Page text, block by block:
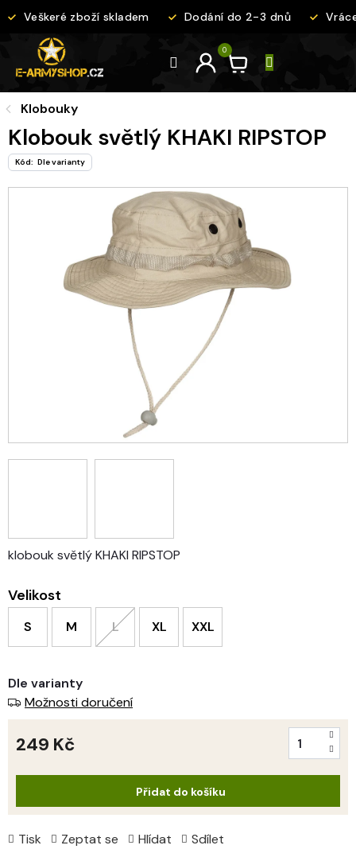
na
Veškeré zboží skladem Dodání do 2-3 dnů
Klobouky
Klobouk světlý KHAKI RIPSTOP
Kód: Dle varianty
Velikost
S M L XL XXL
klobouk světlý KHAKI RIPSTOP
Tisk Zeptat se Hlídat Sdílet
Dle varianty
Možnosti doručení
249 Kč
Přidat do košíku